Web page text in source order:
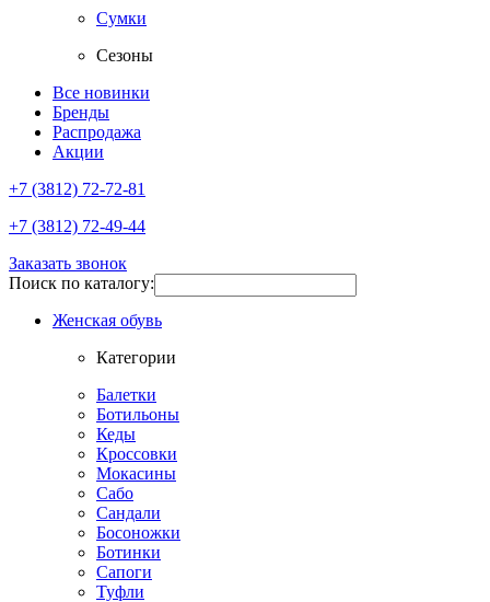
Сумки
Сезоны
Все новинки
Бренды
Распродажа
Акции
+7 (3812) 72-72-81
+7 (3812) 72-49-44
Заказать звонок
Поиск по каталогу:
Женская обувь
Категории
Балетки
Ботильоны
Кеды
Кроссовки
Мокасины
Сабо
Сандали
Босоножки
Ботинки
Сапоги
Туфли